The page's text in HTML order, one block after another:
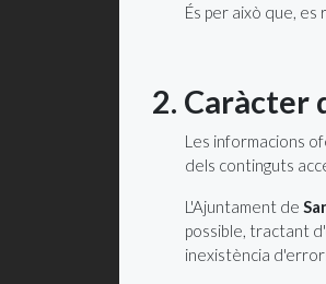
És per això que, es
2. Caràcter
Les informacions
dels continguts
L'Ajuntament de
possible, tractant
inexistència